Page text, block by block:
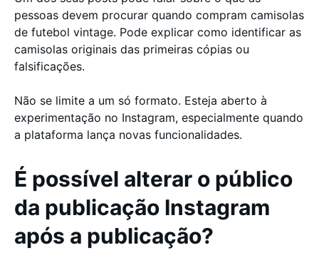
pessoas devem procurar quando compram camisolas
de futebol vintage. Pode explicar como identificar as
camisolas originais das primeiras cópias ou
falsificações.
Não se limite a um só formato. Esteja aberto à
experimentação no Instagram, especialmente quando
a plataforma lança novas funcionalidades.
É possível alterar o público
da publicação Instagram
após a publicação?